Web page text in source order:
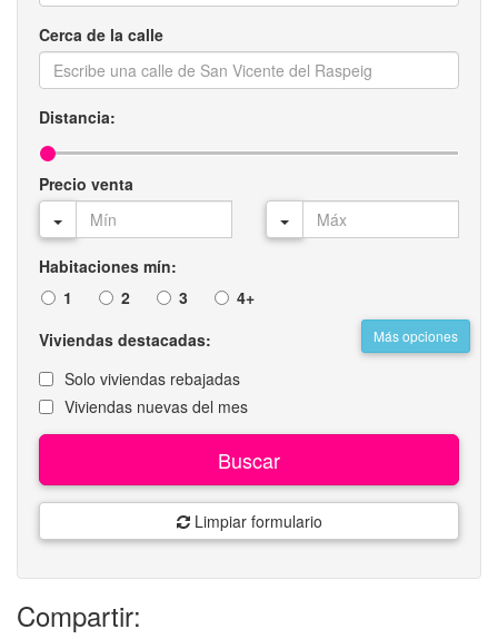
Cerca de la calle
Distancia:
Precio venta
Habitaciones mín:
1
2 3 4+
Más opciones
Viviendas destacadas:
Solo viviendas rebajadas
Viviendas nuevas del mes
Buscar
Limpiar formulario
Compartir: